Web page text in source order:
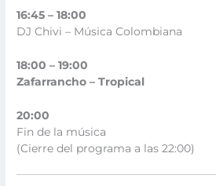
16:45 – 18:00
DJ Chivi – Música Colombiana
18:00 – 19:00
Zafarrancho – Tropical
20:00
Fin de la música
(Cierre del programa a las 22:00)